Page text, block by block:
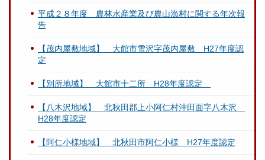
平成２８年度 農林水産業及び農山漁村に関する年次報
告
【茂内屋敷地域】 大館市雪沢字茂内屋敷 H27年度認
定
【別所地域】 大館市十二所 H28年度認定
【八木沢地域】 北秋田郡上小阿仁村沖田面字八木沢
H28年度認定
【阿仁小様地域】 北秋田市阿仁小様 H27年度認定